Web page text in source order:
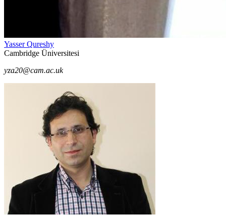
Yasser Qureshy
Cambridge Üniversitesi
yza20@cam.ac.uk